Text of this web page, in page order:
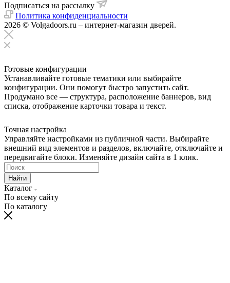
Подписаться на рассылку
Политика конфиденциальности
2026 © Volgadoors.ru – интернет-магазин дверей.
Готовые конфигурации
Устанавливайте готовые тематики или выбирайте
конфигурации. Они помогут быстро запустить сайт.
Продумано все — структура, расположение баннеров, вид
списка, отображение карточки товара и текст.
Точная настройка
Управляйте настройками из публичной части. Выбирайте
внешний вид элементов и разделов, включайте, отключайте и
передвигайте блоки. Изменяйте дизайн сайта в 1 клик.
Найти
Каталог
По всему сайту
По каталогу